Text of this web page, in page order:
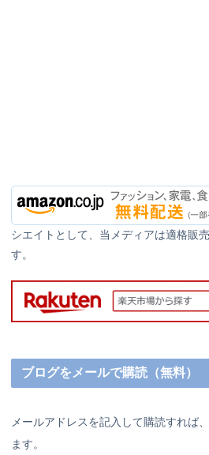
シエイトとして、当メディアは適格販
す。
ブログをメールで購読（無料）
メールアドレスを記入して購読すれば
ます。